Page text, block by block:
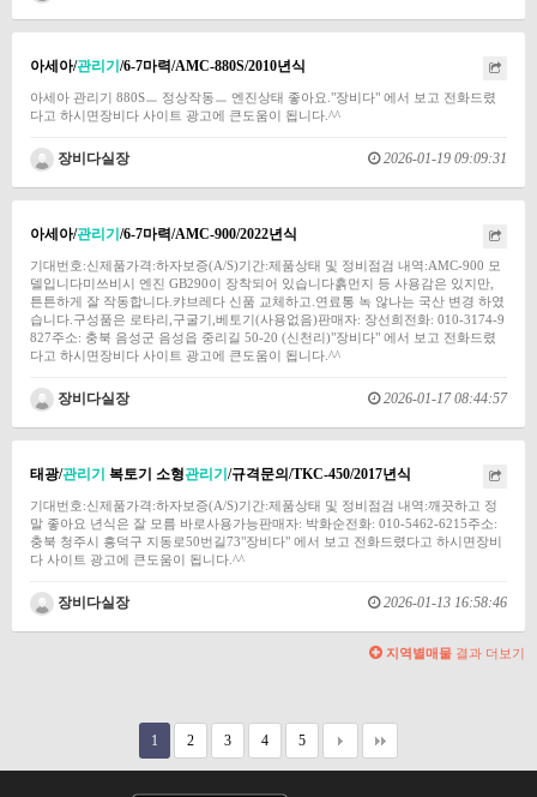
아세아/관리기/6-7마력/AMC-880S/2010년식
아세아 관리기 880Sㅡ 정상작동ㅡ 엔진상태 좋아요."장비다" 에서 보고 전화드렸
다고 하시면장비다 사이트 광고에 큰도움이 됩니다.^^
장비다실장 2026-01-19 09:09:31
아세아/관리기/6-7마력/AMC-900/2022년식
기대번호:신제품가격:하자보증(A/S)기간:제품상태 및 정비점검 내역:AMC-900 모
델입니다미쓰비시 엔진 GB290이 장착되어 있습니다흙먼지 등 사용감은 있지만,
튼튼하게 잘 작동합니다.캬브레다 신품 교체하고.연료통 녹 않나는 국산 변경 하였
습니다.구성품은 로타리,구굴기,베토기(사용없음)판매자: 장선희전화: 010-3174-9
827주소: 충북 음성군 음성읍 중리길 50-20 (신천리)"장비다" 에서 보고 전화드렸
다고 하시면장비다 사이트 광고에 큰도움이 됩니다.^^
장비다실장 2026-01-17 08:44:57
태광/관리기 복토기 소형관리기/규격문의/TKC-450/2017년식
기대번호:신제품가격:하자보증(A/S)기간:제품상태 및 정비점검 내역:깨끗하고 정
말 좋아요 년식은 잘 모름 바로사용가능판매자: 박화순전화: 010-5462-6215주소:
충북 청주시 흥덕구 지동로50번길73"장비다" 에서 보고 전화드렸다고 하시면장비
다 사이트 광고에 큰도움이 됩니다.^^
장비다실장 2026-01-13 16:58:46
지역별매물 결과 더보기
1 2 3 4 5